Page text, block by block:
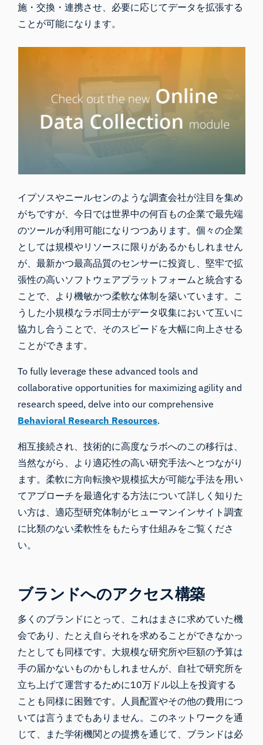
施・交換・連携させ、必要に応じてデータを拡張する
ことが可能になります。
イプソスやニールセンのような調査会社が注目を集め
がちですが、今日では世界中の何百もの企業で最先端
のツールが利用可能になりつつあります。個々の企業
としては規模やリソースに限りがあるかもしれません
が、最新かつ最高品質のセンサーに投資し、堅牢で拡
張性の高いソフトウェアプラットフォームと統合する
ことで、より機敏かつ柔軟な体制を築いています。こ
うした小規模なラボ同士がデータ収集において互いに
協力し合うことで、そのスピードを大幅に向上させる
ことができます。
To fully leverage these advanced tools and
collaborative opportunities for maximizing agility and
research speed, delve into our comprehensive
Behavioral Research Resources.
相互接続され、技術的に高度なラボへのこの移行は、
当然ながら、より適応性の高い研究手法へとつながり
ます。柔軟に方向転換や規模拡大が可能な手法を用い
てアプローチを最適化する方法について詳しく知りた
い方は、適応型研究体制がヒューマンインサイト調査
に比類のない柔軟性をもたらす仕組みをご覧くださ
い。
ブランドへのアクセス構築
多くのブランドにとって、これはまさに求めていた機
会であり、たとえ自らそれを求めることができなかっ
たとしても同様です。大規模な研究所や巨額の予算は
手の届かないものかもしれませんが、自社で研究所を
立ち上げて運営するために10万ドル以上を投資する
ことも同様に困難です。人員配置やその他の費用につ
いては言うまでもありません。このネットワークを通
じて、また学術機関との提携を通じて、ブランドは必